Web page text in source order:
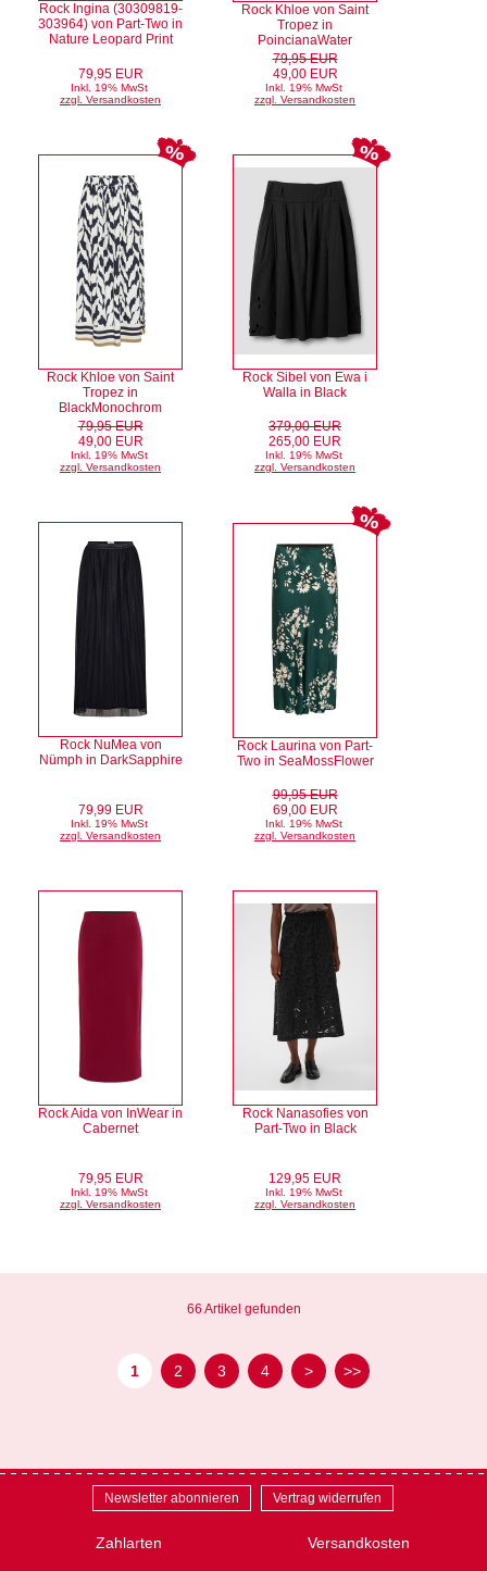
Rock Ingina (30309819-
303964) von Part-Two in
Nature Leopard Print
79,95 EUR
Inkl. 19% MwSt
zzgl. Versandkosten
Rock Khloe von Saint
Tropez in
PoincianaWater
79,95 EUR
49,00 EUR
Inkl. 19% MwSt
zzgl. Versandkosten
Rock Khloe von Saint
Tropez in
BlackMonochrom
79,95 EUR
49,00 EUR
Inkl. 19% MwSt
zzgl. Versandkosten
Rock Sibel von Ewa i
Walla in Black
379,00 EUR
265,00 EUR
Inkl. 19% MwSt
zzgl. Versandkosten
Rock NuMea von
Nümph in DarkSapphire
79,99 EUR
Inkl. 19% MwSt
zzgl. Versandkosten
Rock Laurina von Part-
Two in SeaMossFlower
99,95 EUR
69,00 EUR
Inkl. 19% MwSt
zzgl. Versandkosten
Rock Aida von InWear in
Cabernet
79,95 EUR
Inkl. 19% MwSt
zzgl. Versandkosten
Rock Nanasofies von
Part-Two in Black
129,95 EUR
Inkl. 19% MwSt
zzgl. Versandkosten
66 Artikel gefunden
1 2 3 4 > >>
Newsletter abonnieren Vertrag widerrufen
Zahlarten
Versandkosten